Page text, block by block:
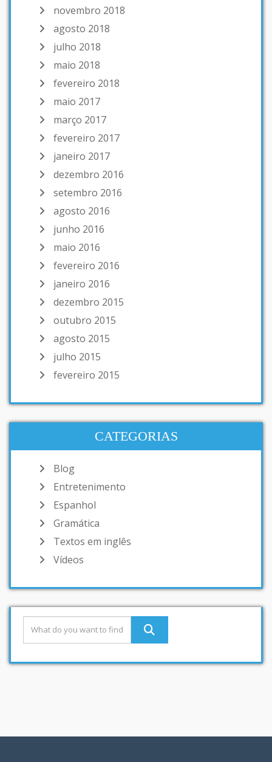
novembro 2018
agosto 2018
julho 2018
maio 2018
fevereiro 2018
maio 2017
março 2017
fevereiro 2017
janeiro 2017
dezembro 2016
setembro 2016
agosto 2016
junho 2016
maio 2016
fevereiro 2016
janeiro 2016
dezembro 2015
outubro 2015
agosto 2015
julho 2015
fevereiro 2015
CATEGORIAS
Blog
Entretenimento
Espanhol
Gramática
Textos em inglês
Vídeos